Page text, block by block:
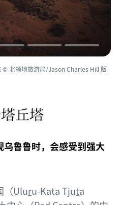
© 北领地旅游局/Jason Charles Hill 版
丘塔
鲁鲁时，会感受到强大
（Uluru-Kata Tjuta